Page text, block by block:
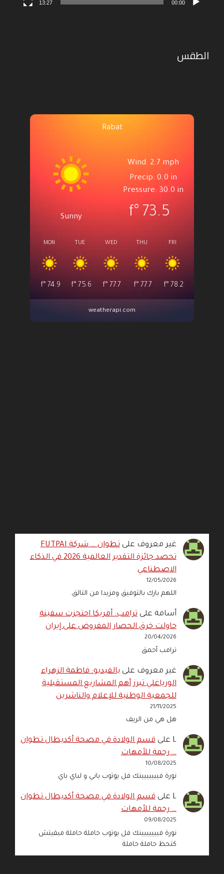
00:00
13:27
الطقس
Rabat
Sunny
Wind: 2.7 mph
Precip: 0.0 in
Pressure: 30.0 in
73.5
°f
MON
74.9
°f
TUE
75.6
°f
WED
77.7
°f
THU
77.7
°f
FRI
78.2
°f
weatherapi.com
غير معروف على
تطوان … شركة FUTPAI
تحصد جائزة التقدير العالمية 2026 في الذكاء
الاصطناعي
12/05/2026
اللهم بارك بالتوفيق ومزيدا من التالق.
أسامة علىترامب: أمريكا احتجزت سفينة
حاولت خرق الحصار المفروض على إيران
20/04/2026
ترامب أحمق
غير معروف علىبالفيديو: فاطمة الزهراء
الورياغلي تبرز أهم المشاريع المستقبلية
للجمعية الوطنية للإعلام والناشرين
21/11/2025
هل هي من الريف
L علىقسم الولادة في مصحة أكديطال تطوان
… رحمة للأمهات
10/08/2025
نورة فييييييينك فل يوتوب باني و لباي باي
L علىقسم الولادة في مصحة أكديطال تطوان
… رحمة للأمهات
09/08/2025
نورة فييييييينك فل يوتوب حاملة حاملة مبقيتش
كتحط حاملة حاملة